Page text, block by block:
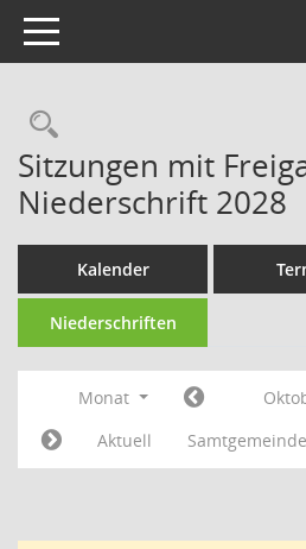
Toggle navigation
Rechercheauswahl
Sitzungen mit
Niederschrift 2028
Kalender
Niederschriften
Monat
Aktuell